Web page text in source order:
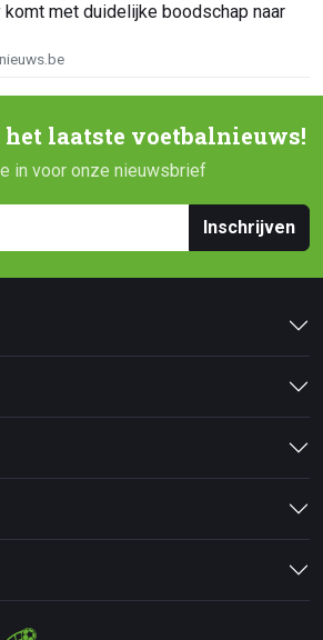
komt met duidelijke boodschap naar
laatste voetbalnieuws!
in voor onze nieuwsbrief
Inschrijven